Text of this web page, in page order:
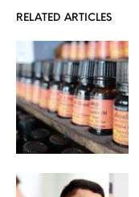
RELATED ARTICLES